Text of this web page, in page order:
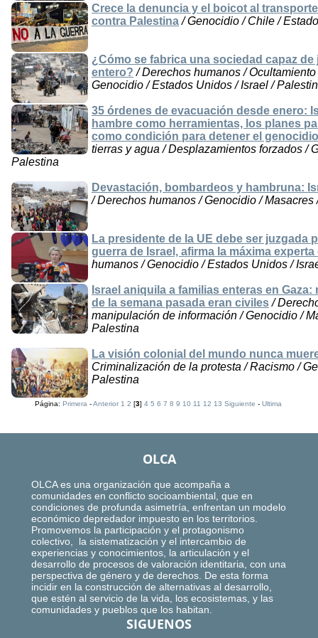
Crece la denuncia y el boicot al
contra Palestina/ Genocidio / Chile /
¿Cómo se fabrica una sociedad capaz
entero? / Derechos humanos /
Genocidio / Estados Unidos / Israel /
35 órdenes de evacuación desde enero:
hambre como herramientas, los planes
como condición para detener el genocidio
tierras y agua / Desplazamientos forzados /
Palestina
Devastación, bombardeos y hambruna:
/ Derechos humanos / Genocidio /
La presidente de la UE debe ser juzgada
guerra de Israel, afirma la máxima
humanos / Genocidio / Estados Unidos /
Israel aniquila a familias enteras en
de la semana pasada eran civiles/
manipulación de información / Genocidio /
Palestina
La visión colonial del mundo nunca
Criminalización de la protesta / Racismo /
Palestina
Página:Primera -Anterior 1 2 [3]4 5 6 7 8 9 10 11 12 13 Siguiente -Ultima
OLCA
OLCA es una organización que acompaña a
comunidades en conflicto socioambiental, que en
condiciones de profunda asimetría, enfrentan un modelo
económico depredador impuesto en los territorios.
Promovemos la participación y el protagonismo
colectivo, la sistematización y el intercambio de
experiencias y conocimientos, la articulación y el
desarrollo de procesos de valoración identitaria, con una
perspectiva de género y de derechos. De esta forma
incidir en la construcción de alternativas al desarrollo,
que estén al servicio de la vida, los ecosistemas, y las
comunidades y pueblos que los habitan.
SIGUENOS